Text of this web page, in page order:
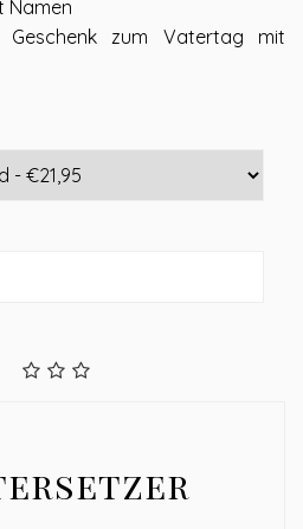
Namen
Geschenk zum Vatertag mit